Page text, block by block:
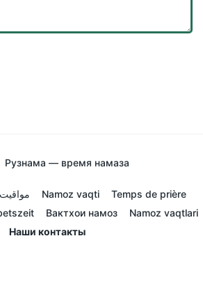
Рузнама — время намаза
Namoz vaqti
Temps de prière
Вактхои намоз
Namoz vaqtlari
Наши контакты